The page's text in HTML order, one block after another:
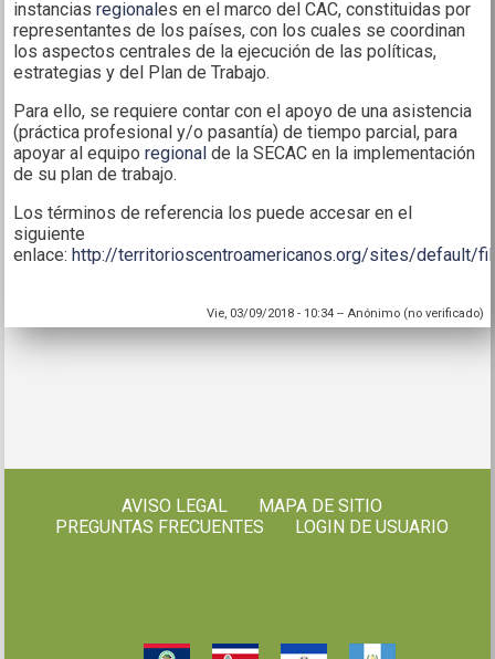
instanciasregionales en el marco del CAC, constituidas por
representantes de los países, con los cuales se coordinan
los aspectos centrales de la ejecución de las políticas,
estrategias y del Plan de Trabajo.
Para ello, se requiere contar con el apoyo de una asistencia
(práctica profesional y/o pasantía) de tiempo parcial, para
apoyar al equiporegional de la SECAC en la implementación
de su plan de trabajo.
Los términos de referencia los puede accesar en el
siguiente
enlace:http://territorioscentroamericanos.org/sites/default/
Vie, 03/09/2018 - 10:34-- Anónimo (no verificado)
AVISO LEGAL
MAPA DE SITIO
PREGUNTAS FRECUENTES
LOGIN DE USUARIO